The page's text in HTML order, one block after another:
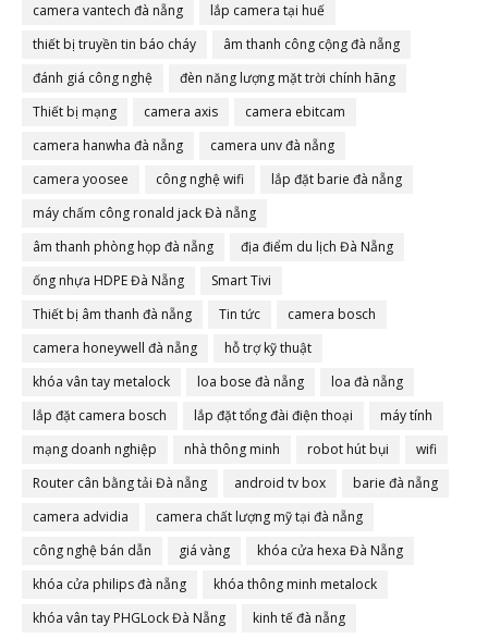
camera vantech đà nẵng
lắp camera tại huế
thiết bị truyền tin báo cháy
âm thanh công cộng đà nẵng
đánh giá công nghệ
đèn năng lượng mặt trời chính hãng
Thiết bị mạng
camera axis
camera ebitcam
camera hanwha đà nẵng
camera unv đà nẵng
camera yoosee
công nghệ wifi
lắp đặt barie đà nẵng
máy chấm công ronald jack Đà nẵng
âm thanh phòng họp đà nẵng
địa điểm du lịch Đà Nẵng
ống nhựa HDPE Đà Nẵng
Smart Tivi
Thiết bị âm thanh đà nẵng
Tin tức
camera bosch
camera honeywell đà nẵng
hỗ trợ kỹ thuật
khóa vân tay metalock
loa bose đà nẵng
loa đà nẵng
lắp đặt camera bosch
lắp đặt tổng đài điện thoại
máy tính
mạng doanh nghiệp
nhà thông minh robot hút bụi
wifi
Router cân bằng tải Đà nẵng
android tv box
barie đà nẵng
camera advidia
camera chất lượng mỹ tại đà nẵng
công nghệ bán dẫn
giá vàng
khóa cửa hexa Đà Nẵng
khóa cửa philips đà nẵng
khóa thông minh metalock
khóa vân tay PHGLock Đà Nẵng
kinh tế đà nẵng